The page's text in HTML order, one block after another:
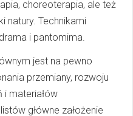
choreoterapia, ale też
natury. Technikami
i pantomima.
jest na pewno
przemiany, rozwoju
i materiałów
główne założenie